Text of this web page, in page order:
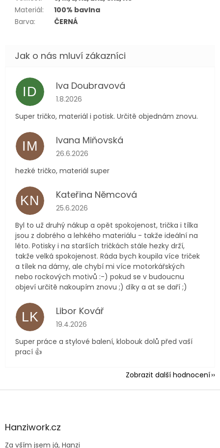
Materiál:
100% bavlna
Barva: ČERNÁ
ID Iva Doubravová
Hodnocení obchodu je 5 z 5 hvězdiček.
1.8.2026
Super tričko, materiál i potisk. Určitě objednám znovu.
IM Ivana Miňovská
Hodnocení obchodu je 5 z 5 hvězdiček.
26.6.2026
hezké tričko, materiál super
KN Kateřina Němcová
Hodnocení obchodu je 5 z 5 hvězdiček.
25.6.2026
Byl to už druhý nákup a opět spokojenost, trička i tílka
jsou z dobrého a lehkého materiálu - takže ideální na
léto. Potisky i na starších tričkách stále hezky drží,
takže velká spokojenost. Ráda bych koupila více triček
a tílek na dámy, ale chybí mi více motorkářských
nebo rockových motivů :-) pokud se v budoucnu
objeví určitě nakoupím znovu ;) díky a at se daří ;)
LK Libor Kovář
Hodnocení obchodu je 5 z 5 hvězdiček.
19.4.2026
Super práce a stylové balení, klobouk dolů před vaší
prací 👍
Zobrazit další hodnocení
Z
aHanziwork.cz
Za vším jsem já, Hanzi